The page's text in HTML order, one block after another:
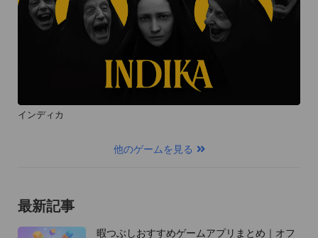
インディカ
他のゲームを見る
最新記事
暇つぶしおすすめゲームアプリまとめ｜オフ